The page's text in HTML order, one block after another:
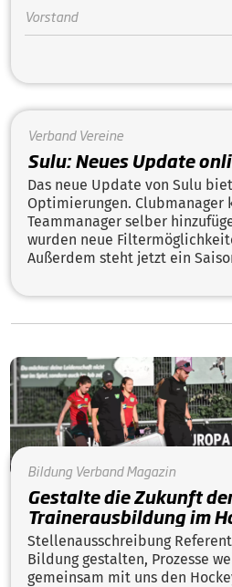
Verband Vereine
Sulu: Neues Update
Das neue Update von Sulu
Optimierungen. Clubmanager
Teammanager selber
wurden neue
Außerdem steht jetzt ein
Bildung VerbandMagazin
Gestalte die Zukunft
Trainerausbildung im
Stellenausschreibung
Bildung gestalten, Prozesse
gemeinsam mit uns den
Vorstand